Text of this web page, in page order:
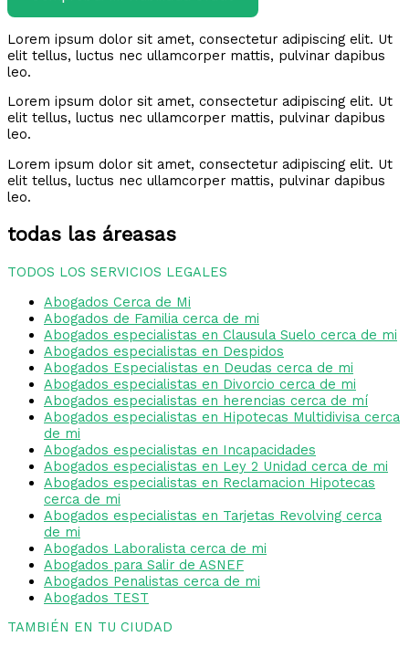
Lorem ipsum dolor sit amet, consectetur adipiscing elit. Ut
elit tellus, luctus nec ullamcorper mattis, pulvinar dapibus
leo.
Lorem ipsum dolor sit amet, consectetur adipiscing elit. Ut
elit tellus, luctus nec ullamcorper mattis, pulvinar dapibus
leo.
Lorem ipsum dolor sit amet, consectetur adipiscing elit. Ut
elit tellus, luctus nec ullamcorper mattis, pulvinar dapibus
leo.
todas las áreasas
TODOS LOS SERVICIOS LEGALES
Abogados Cerca de Mi
Abogados de Familia cerca de mi
Abogados especialistas en Clausula Suelo cerca de mi
Abogados especialistas en Despidos
Abogados Especialistas en Deudas cerca de mi
Abogados especialistas en Divorcio cerca de mi
Abogados especialistas en herencias cerca de mí
Abogados especialistas en Hipotecas Multidivisa cerca
de mi
Abogados especialistas en Incapacidades
Abogados especialistas en Ley 2 Unidad cerca de mi
Abogados especialistas en Reclamacion Hipotecas
cerca de mi
Abogados especialistas en Tarjetas Revolving cerca
de mi
Abogados Laboralista cerca de mi
Abogados para Salir de ASNEF
Abogados Penalistas cerca de mi
Abogados TEST
TAMBIÉN EN TU CIUDAD